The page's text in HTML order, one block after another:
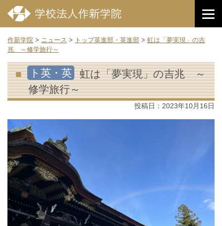
作新学院 > ニュース > トップ英進部・英進部 > 虹は「夢実現」の吉
兆 ～修学旅行～
ト英・英
虹は「夢実現」の吉兆 ～
修学旅行～
投稿日： 2023年10月16日